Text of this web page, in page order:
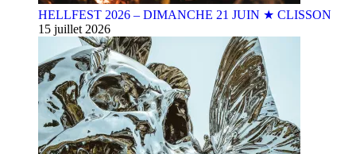
HELLFEST 2026 – DIMANCHE 21 JUIN ★ CLISSON
15 juillet 2026